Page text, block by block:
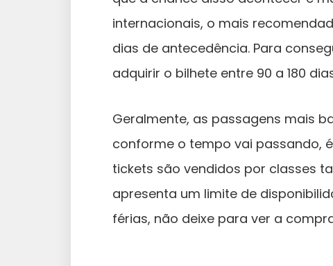
internacionais, o mais
dias de antecedência. Para
adquirir o bilhete entre 90 a 180
Geralmente, as passagens mais
conforme o tempo vai passando,
tickets são vendidos por classes
apresenta um limite de
férias, não deixe para ver a